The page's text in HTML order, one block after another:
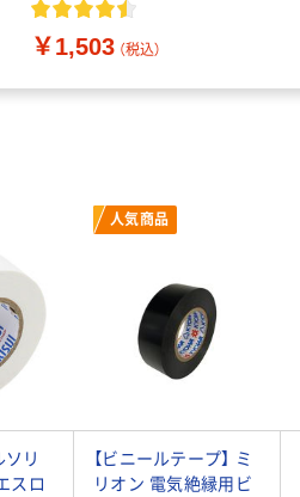
￥1,503 （税込）
人気商品
リ
スロ
【ビニールテープ】 ミ
リオン 電気絶縁用ビ